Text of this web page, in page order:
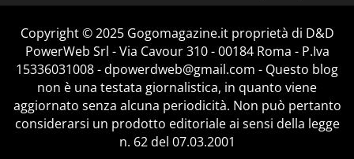
Copyright © 2025 Gogomagazine.it proprietà di D&D
PowerWeb Srl - Via Cavour 310 - 00184 Roma - P.Iva
15336031008 - dpowerdweb@gmail.com - Questo blog
non è una testata giornalistica, in quanto viene
aggiornato senza alcuna periodicità. Non può pertanto
considerarsi un prodotto editoriale ai sensi della legge
n. 62 del 07.03.2001